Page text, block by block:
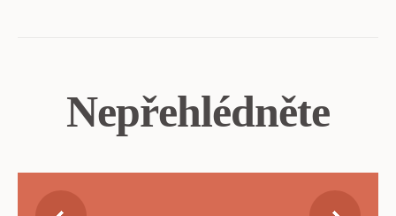
Nepřehlédněte